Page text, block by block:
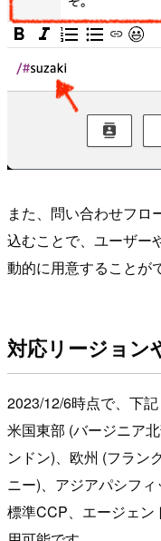
また、問い合わせフロ
込むことで、ユーザー
動的に用意することが
対応リージョン
2023/12/6時点で、下
米国東部 (バージニア
ンドン)、欧州 (フラン
ニー)、アジアパシフィ
標準CCP、エージェン